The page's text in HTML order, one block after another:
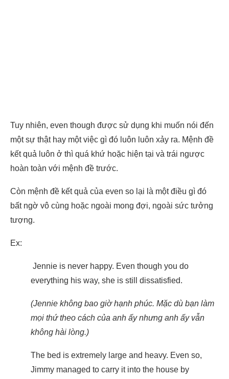
Tuy nhiên, even though được sử dụng khi muốn nói đến
một sự thật hay một việc gì đó luôn luôn xảy ra. Mệnh đề
kết quả luôn ở thì quá khứ hoặc hiện tại và trái ngược
hoàn toàn với mệnh đề trước.
Còn mệnh đề kết quả của even so lại là một điều gì đó
bất ngờ vô cùng hoặc ngoài mong đợi, ngoài sức tưởng
tượng.
Ex:
Jennie is never happy. Even though you do
everything his way, she is still dissatisfied.
(Jennie không bao giờ hạnh phúc. Mặc dù bạn làm
mọi thứ theo cách của anh ấy nhưng anh ấy vẫn
không hài lòng.)
The bed is extremely large and heavy. Even so,
Jimmy managed to carry it into the house by